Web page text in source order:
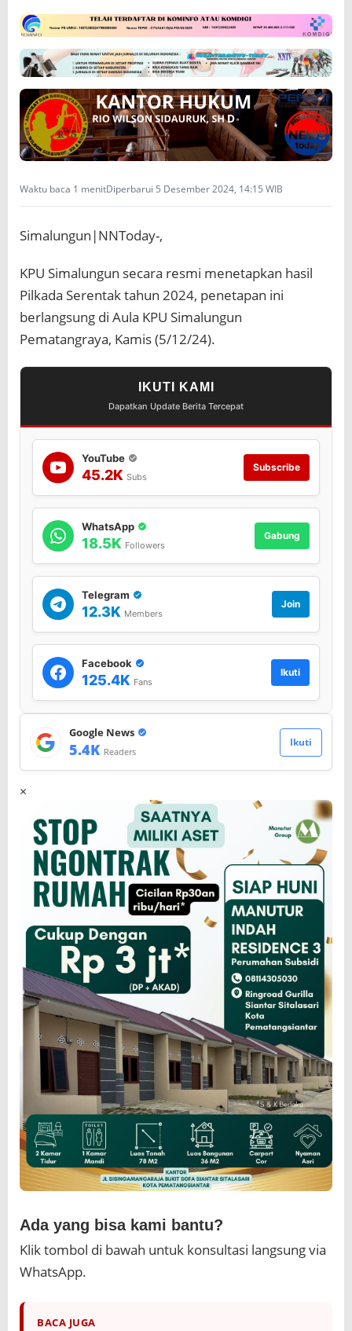
t
u
a
s
i
Waktu baca 1 menitDiperbarui 5 Desember 2024, 14:15 WIB
Simalungun|NNToday-,
KPU Simalungun secara resmi menetapkan hasil
Pilkada Serentak tahun 2024, penetapan ini
berlangsung di Aula KPU Simalungun
Pematangraya, Kamis (5/12/24).
IKUTI KAMI
Dapatkan Update Berita Tercepat
YouTube
45.2K Subs
Subscribe
WhatsApp
18.5K Followers
Gabung
Telegram
12.3K Members
Join
Facebook
125.4K Fans
Ikuti
Google News
5.4K Readers
Ikuti
×
Ada yang bisa kami bantu?
Klik tombol di bawah untuk konsultasi langsung via
WhatsApp.
BACA JUGA